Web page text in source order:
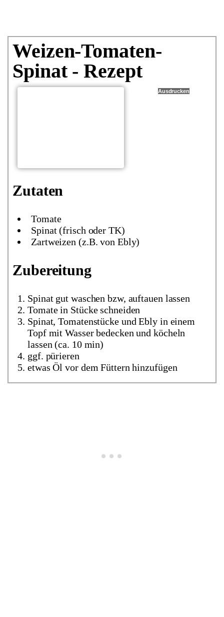
Weizen-Tomaten-
Spinat - Rezept
Ausdrucken
Zutaten
Tomate
Spinat (frisch oder TK)
Zartweizen (z.B. von Ebly)
Zubereitung
Spinat gut waschen bzw, auftauen lassen
Tomate in Stücke schneiden
Spinat, Tomatenstücke und Ebly in einem
Topf mit Wasser bedecken und köcheln
lassen (ca. 10 min)
ggf. pürieren
etwas Öl vor dem Füttern hinzufügen